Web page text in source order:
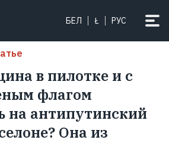
БЕЛ Ł РУС
в пилотке и с
флагом
на антипутинский
Она из